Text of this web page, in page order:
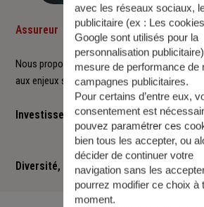
Assureur
Nous proposons à nos clients des solutions
aux enjeux sociétaux et environnementaux.
Investisseur responsable
Nous sommes convaincus qu'il est possible
financière et retombées positives : cette
services que nous vous proposons.
Diversité, Equité, Inclusion
Nous faisons de la diversité, de l'équité et de
avec les réseaux sociaux,
publicitaire (ex : Les
Google sont utilisés pour la
personnalisation publicitaire
mesure de performance de
campagnes publicitaires.
Pour certains d’entre eux,
consentement est
pouvez paramétrer ces
bien tous les accepter, ou
décider de continuer votre
navigation sans les
pourrez modifier ce choix à
moment.